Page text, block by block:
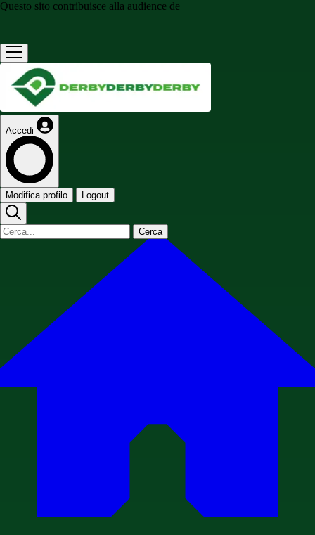
Questo sito contribuisce alla audience de
Accedi
Modifica profilo Logout
Cerca